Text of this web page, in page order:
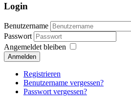
Login
Benutzername
Passwort
Angemeldet bleiben
Anmelden
Registrieren
Benutzername vergessen?
Passwort vergessen?